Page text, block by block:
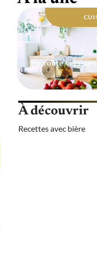
En route vers
À découvrir
Recettes avec bière